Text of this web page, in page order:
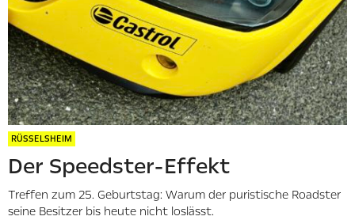
RÜSSELSHEIM
Der Speedster-Effekt
Treffen zum 25. Geburtstag: Warum der puristische Roadster
seine Besitzer bis heute nicht loslässt.